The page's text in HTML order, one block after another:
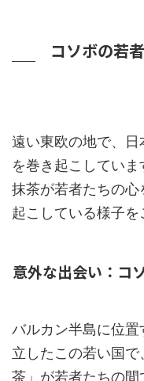
コソボの若
遠い東欧の地で、
を巻き起こしていま
抹茶が若者たちの
起こしている様子を
意外な出会い：コ
バルカン半島に位
立したこの若い国
茶」が若者たちの間